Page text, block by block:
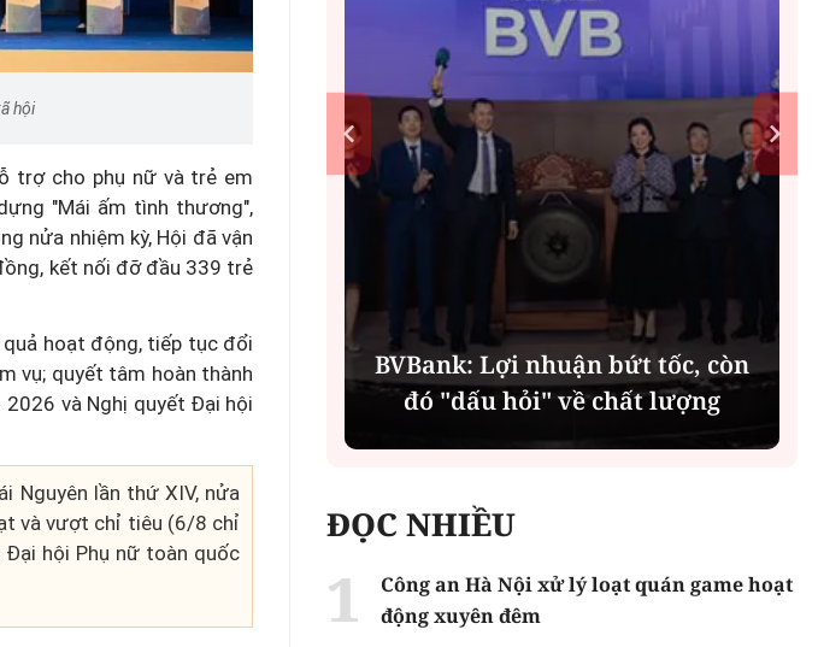
hội
trợ cho phụ nữ và trẻ em
"Mái ấm tình thương",
nửa nhiệm kỳ, Hội đã vận
kết nối đỡ đầu 339 trẻ
hoạt động, tiếp tục đổi
vụ; quyết tâm hoàn thành
và Nghị quyết Đại hội
Nguyên lần thứ XIV, nửa
và vượt chỉ tiêu (6/8 chỉ
hội Phụ nữ toàn quốc
Đi chợ, thanh toán,
- Phụ nữ làm chủ ví
điện tử
BVBank: Lợi nhuận bứt tốc, còn
đó "dấu hỏi" về chất lượng
ĐỌC NHIỀU
Công an Hà Nội xử lý loạt quán game hoạt
động xuyên đêm